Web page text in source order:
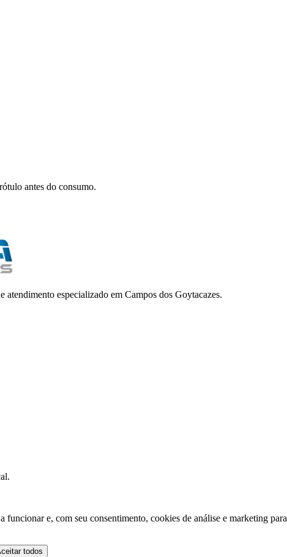
antes do consumo.
atendimento especializado em Campos dos Goytacazes.
funcionar e, com seu consentimento, cookies de análise e marketing
todos